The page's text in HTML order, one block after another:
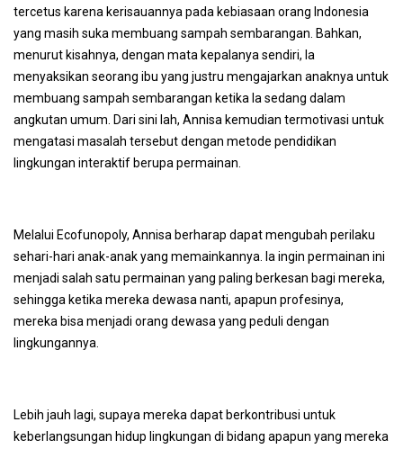
tercetus karena kerisauannya pada kebiasaan orang Indonesia
yang masih suka membuang sampah sembarangan. Bahkan,
menurut kisahnya, dengan mata kepalanya sendiri, Ia
menyaksikan seorang ibu yang justru mengajarkan anaknya untuk
membuang sampah sembarangan ketika Ia sedang dalam
angkutan umum. Dari sini lah, Annisa kemudian termotivasi untuk
mengatasi masalah tersebut dengan metode pendidikan
lingkungan interaktif berupa permainan.
Melalui Ecofunopoly, Annisa berharap dapat mengubah perilaku
sehari-hari anak-anak yang memainkannya. Ia ingin permainan ini
menjadi salah satu permainan yang paling berkesan bagi mereka,
sehingga ketika mereka dewasa nanti, apapun profesinya,
mereka bisa menjadi orang dewasa yang peduli dengan
lingkungannya.
Lebih jauh lagi, supaya mereka dapat berkontribusi untuk
keberlangsungan hidup lingkungan di bidang apapun yang mereka